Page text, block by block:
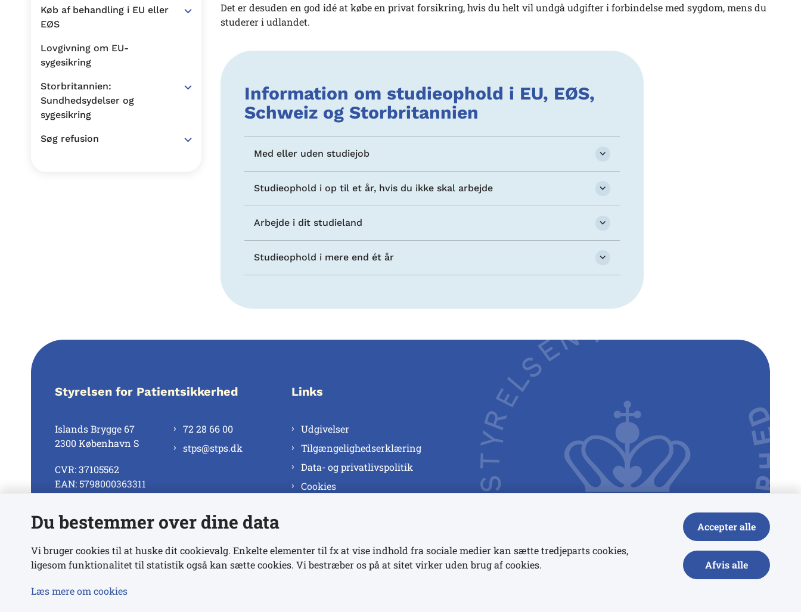
Køb af behandling i EU eller
EØS
Lovgivning om EU-
sygesikring
Storbritannien:
Sundhedsydelser og
sygesikring
Søg refusion
Det er desuden en god idé at købe en privat forsikring, hvis du helt vil undgå udgifter i forbindelse med sygdom, mens du
studerer i udlandet.
Information om studieophold i EU, EØS,
Schweiz og Storbritannien
Med eller uden studiejob
Studieophold i op til et år, hvis du ikke skal arbejde
Arbejde i dit studieland
Studieophold i mere end ét år
Styrelsen for Patientsikkerhed
Islands Brygge 67
2300 København S
CVR: 37105562
EAN: 5798000363311
72 28 66 00
stps@stps.dk
Se alle kontaktnumre
Links
Udgivelser
Tilgængelighedserklæring
Data- og privatlivspolitik
Cookies
Du bestemmer over dine data
Vi bruger cookies til at huske dit cookievalg. Enkelte elementer til fx at vise indhold fra sociale medier kan sætte tredjeparts cookies,
ligesom funktionalitet til statistik også kan sætte cookies. Vi bestræber os på at sitet virker uden brug af cookies.
Læs mere om cookies
Accepter alle
Afvis alle